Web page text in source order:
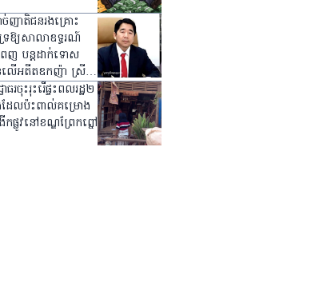
ញាតិជនរងគ្រោះ
រឱ្យសាលាឧទ្ធរណ៍
េញ បន្តដាក់ទោស
លើអតីត​ឧកញ៉ា ស្រី
ា
ាធរ​ចុះ​រុះរើ​ផ្ទះ​ពលរដ្ឋ​២​
ដែល​ប៉ះពាល់​គម្រោង​
ក​ផ្លូវ​នៅ​ខណ្ឌ​ព្រែកព្នៅ